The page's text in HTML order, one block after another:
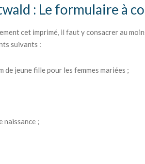
: Le formulaire à
cet imprimé, il faut y consacrer au
suivants :
de jeune fille pour les femmes mariées ;
naissance ;